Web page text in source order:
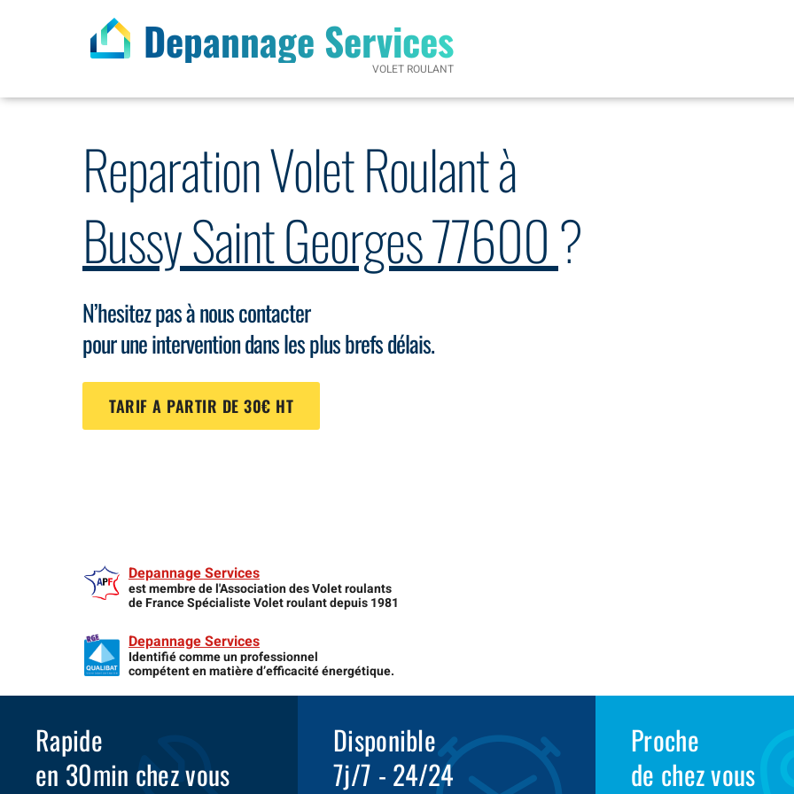
Depannage Services
VOLET ROULANT
Reparation Volet Roulant à
Bussy Saint Georges 77600?
N’hesitez pas à nous contacter
pour une intervention dans les plus brefs délais.
TARIF A PARTIR DE 30€ HT
Depannage Services
est membre de l'Association des Volet roulants
de France Spécialiste Volet roulant depuis 1981
Depannage Services
Identifié comme un professionnel
compétent en matière d’efficacité énergétique.
Rapide
en 30min chez vous
Disponible
7j/7 - 24/24
Proche
de chez vous